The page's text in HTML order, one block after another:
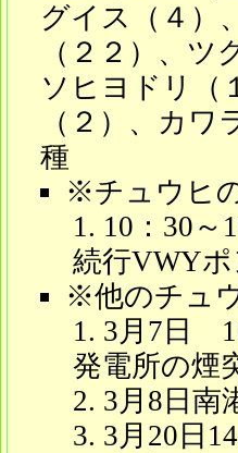
グイス（４）
（２２）、
ソヒヨドリ（
（２）、カ
種
※チュウヒ
10：30
続行VWYポ
※他のチュ
3月7日
発電所の煙
3月8日南
3月20日